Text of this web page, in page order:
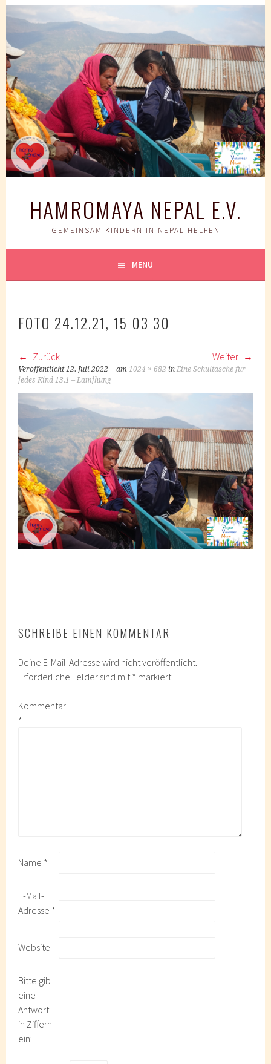
Springe
zum
Inhalt
HAMROMAYA NEPAL E.V.
GEMEINSAM KINDERN IN NEPAL HELFEN
MENÜ
FOTO 24.12.21, 15 03 30
Zurück Weiter
Veröffentlicht12. Juli 2022 am1024 × 682 inEine Schultasche für
jedes Kind 13.1 – Lamjhung
SCHREIBE EINEN KOMMENTAR
Deine E-Mail-Adresse wird nicht veröffentlicht.
Erforderliche Felder sind mit * markiert
Kommentar
*
Name *
E-Mail-
Adresse *
Website
Bitte gib
eine
Antwort
in Ziffern
ein: